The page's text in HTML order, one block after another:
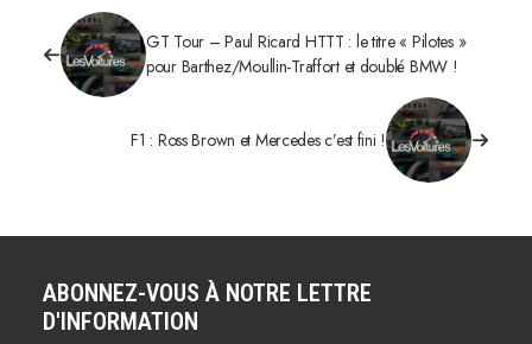
GT Tour – Paul Ricard HTTT : le titre « Pilotes »
pour Barthez/Moullin-Traffort et doublé BMW !
F1 : Ross Brown et Mercedes c’est fini !
ABONNEZ-VOUS À NOTRE LETTRE
D'INFORMATION